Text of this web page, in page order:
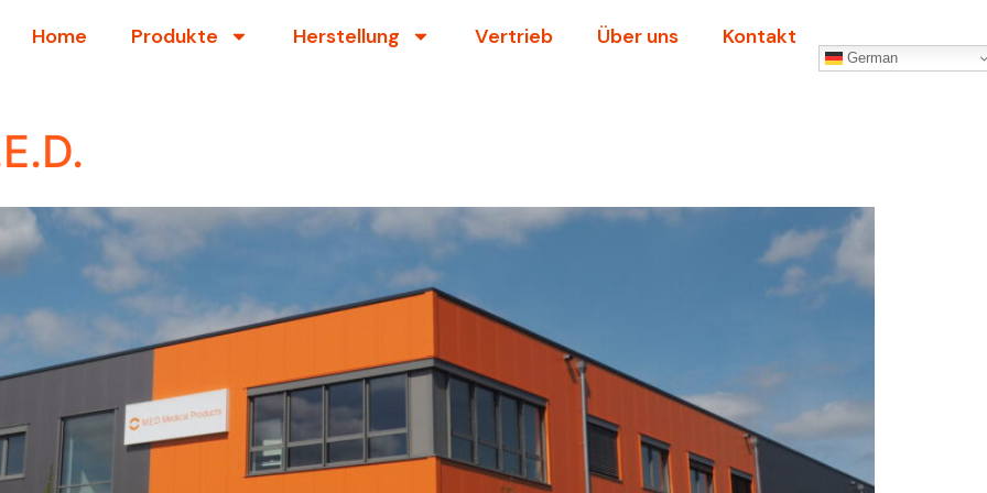
Home Produkte Herstellung Vertrieb Über uns Kontakt
German